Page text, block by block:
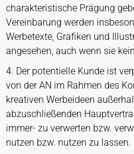
charakteristische Prägung
Vereinbarung werden
Werbetexte, Grafiken und
angesehen, auch wenn sie
4. Der potentielle Kunde ist
von der AN im Rahmen des
kreativen Werbeideen
abzuschließenden
immer- zu verwerten bzw.
nutzen bzw. nutzen zu lassen.